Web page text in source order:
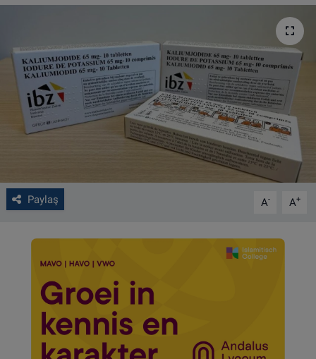
Paylaş A- A+
VIDEO GALERİ
ALGEMENE VOORWAARDEN
CONTACT